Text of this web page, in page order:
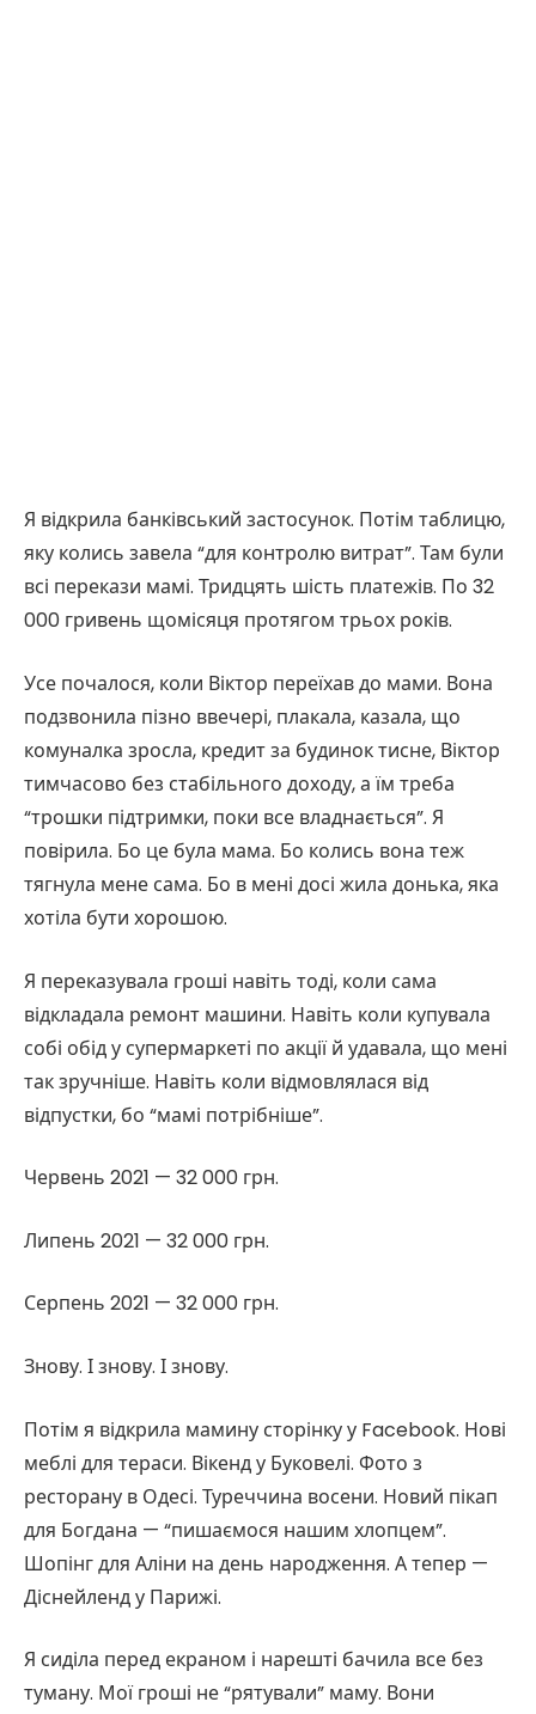
Я відкрила банківський застосунок. Потім таблицю,
яку колись завела “для контролю витрат”. Там були
всі перекази мамі. Тридцять шість платежів. По 32
000 гривень щомісяця протягом трьох років.
Усе почалося, коли Віктор переїхав до мами. Вона
подзвонила пізно ввечері, плакала, казала, що
комуналка зросла, кредит за будинок тисне, Віктор
тимчасово без стабільного доходу, а їм треба
“трошки підтримки, поки все владнається”. Я
повірила. Бо це була мама. Бо колись вона теж
тягнула мене сама. Бо в мені досі жила донька, яка
хотіла бути хорошою.
Я переказувала гроші навіть тоді, коли сама
відкладала ремонт машини. Навіть коли купувала
собі обід у супермаркеті по акції й удавала, що мені
так зручніше. Навіть коли відмовлялася від
відпустки, бо “мамі потрібніше”.
Червень 2021 — 32 000 грн.
Липень 2021 — 32 000 грн.
Серпень 2021 — 32 000 грн.
Знову. І знову. І знову.
Потім я відкрила мамину сторінку у Facebook. Нові
меблі для тераси. Вікенд у Буковелі. Фото з
ресторану в Одесі. Туреччина восени. Новий пікап
для Богдана — “пишаємося нашим хлопцем”.
Шопінг для Аліни на день народження. А тепер —
Діснейленд у Парижі.
Я сиділа перед екраном і нарешті бачила все без
туману. Мої гроші не “рятували” маму. Вони